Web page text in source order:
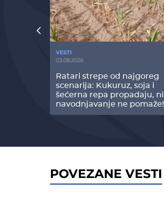
VESTI
03.08.2026
Ratari strepe od najgoreg
scenarija: Kukuruz, soja i
šećerna repa propadaju, ni
navodnjavanje ne pomaže!
POVEZANE VESTI